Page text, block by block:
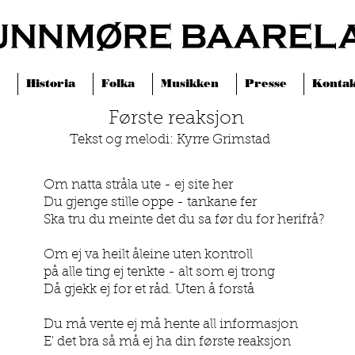
Historia Folka Musikken Presse
Første reaksjon
Tekst og melodi: Kyrre Grimstad
Om natta stråla ute - ej site her
Du gjenge stille oppe - tankane fer
Ska tru du meinte det du sa før du for herifrå?
Om ej va heilt åleine uten kontroll
på alle ting ej tenkte - alt som ej trong
Då gjekk ej for et råd. Uten å forstå
Du må vente ej må hente all informasjon
E' det bra så må ej ha din første reaksjon